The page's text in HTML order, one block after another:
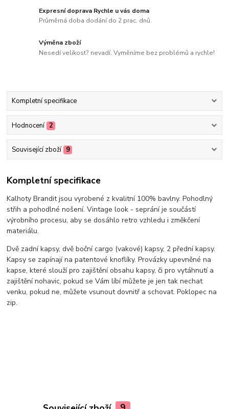
Expresní doprava Rychle u vás doma
Průměrná doba dodání do 2 prac. dnů.
Výměna zboží
Nesedí velikost? nevadí. Vyměníme bez problémů a rychle!
Kompletní specifikace
Hodnocení 2
Související zboží 9
Kompletní specifikace
Kalhoty Brandit jsou vyrobené z kvalitní 100% bavlny. Pohodlný
střih a pohodlné nošení. Vintage look - seprání je součástí
výrobního procesu, aby se dosáhlo retro vzhledu i změkčení
materiálu.
Dvě zadní kapsy, dvě boční cargo (vakové) kapsy, 2 přední kapsy.
Kapsy se zapínají na patentové knoflíky. Provázky upevněné na
kapse, které slouží pro zajištění obsahu kapsy, či pro vytáhnutí a
zajištění nohavic, pokud se Vám líbí můžete je jen tak nechat
venku, pokud ne, můžete vsunout dovnitř a schovat. Poklopec na
zip.